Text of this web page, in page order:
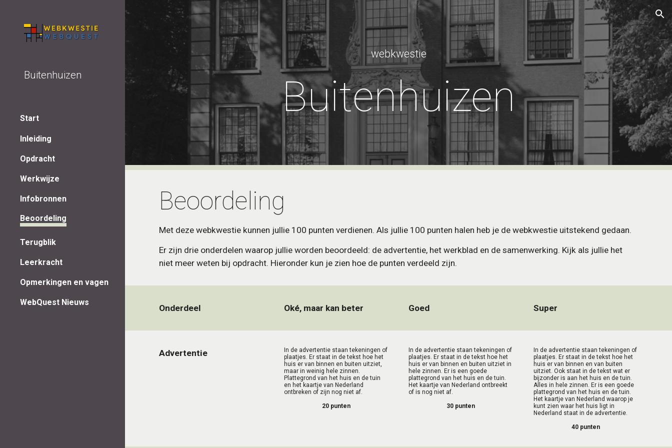
Skip to main content Skip to navigation
Buitenhuizen
Start
Inleiding
Opdracht
Werkwijze
Infobronnen
Beoordeling
Terugblik
Leerkracht
Opmerkingen en vagen
WebQuest Nieuws
webkwestie
Buitenhuizen
Beoordeling
Met deze webkwestie kunnen jullie 100 punten verdienen. Als jullie 100 punten halen heb je de webkwestie uitstekend gedaan.
Er zijn drie onderdelen waarop jullie worden beoordeeld: de advertentie, het werkblad en de samenwerking. Kijk als jullie het
niet meer weten bij opdracht. Hieronder kun je zien hoe de punten verdeeld zijn.
Onderdeel Oké, maar kan beter Goed Super
Advertentie
In de advertentie staan tekeningen of
plaatjes. Er staat in de tekst hoe het
huis er van binnen en buiten uitziet,
maar in weinig hele zinnen.
Plattegrond van het huis en de tuin
en het kaartje van Nederland
ontbreken of zijn nog niet af.
20 punten
In de advertentie staan tekeningen of
plaatjes. Er staat in de tekst hoe het
huis er van binnen en buiten uitziet in
hele zinnen. Er is een goede
plattegrond van het huis en de tuin.
Het kaartje van Nederland ontbreekt
of is nog niet af.
30 punten
In de advertentie staan tekeningen of
plaatjes. Er staat in de tekst hoe het
huis er van binnen en van buiten
uitziet. Ook staat in de tekst wat er
bijzonder is aan het huis en de tuin.
Alles in hele zinnen. Er is een goede
plattegrond van het huis en de tuin.
Het kaartje van Nederland waarop je
kunt zien waar het huis ligt in
Nederland staat in de advertentie.
40 punten